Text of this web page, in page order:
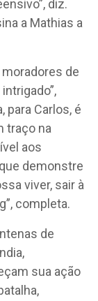
diz.
a Mathias a
de
para Carlos, é
traço na
aos
demonstre
viver, sair à
completa.
de
sua ação